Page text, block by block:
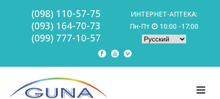
(098) 110-57-75
(093) 164-70-73
(099) 777-10-57
ИНТЕРНЕТ-АПТЕКА:
Пн-Пт
10:00 -17:00